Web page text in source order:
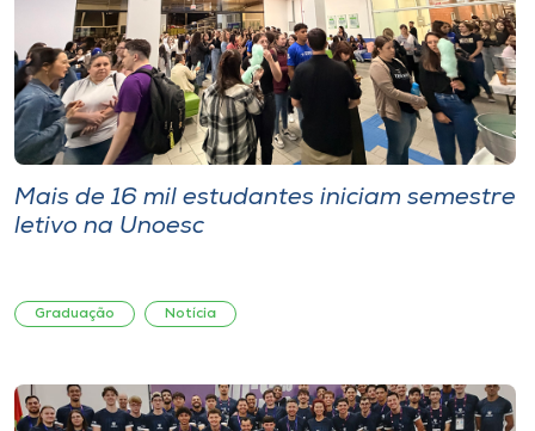
Mais de 16 mil estudantes iniciam semestre
letivo na Unoesc
Graduação Notícia